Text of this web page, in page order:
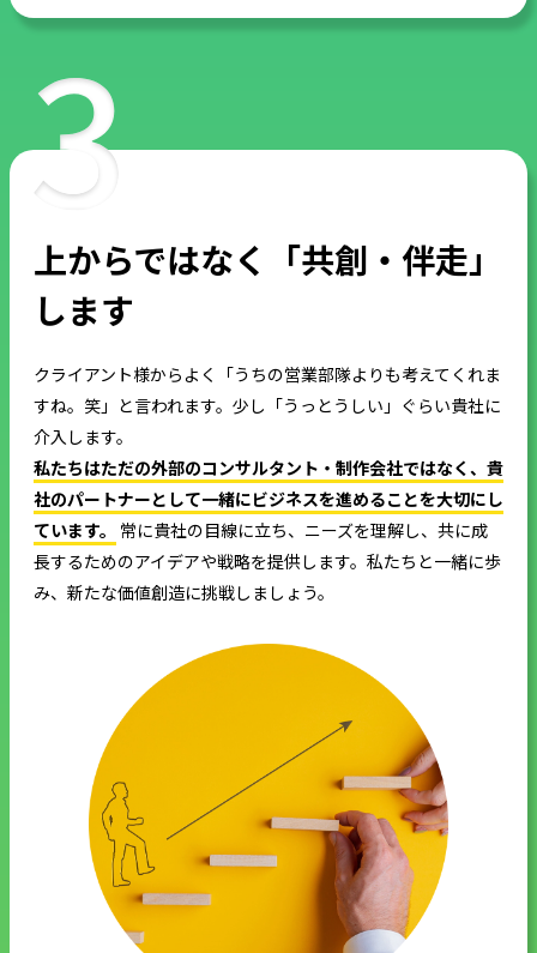
上からではなく「共創・伴走」
します
クライアント様からよく「うちの営業部隊よりも考えてくれま
すね。笑」と言われます。少し「うっとうしい」ぐらい貴社に
介入します。
私たちはただの外部のコンサルタント・制作会社ではなく、貴
社のパートナーとして一緒にビジネスを進めることを大切にし
ています。
常に貴社の目線に立ち、ニーズを理解し、共に成
長するためのアイデアや戦略を提供します。私たちと一緒に歩
み、新たな価値創造に挑戦しましょう。